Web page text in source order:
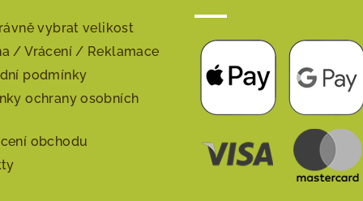
vybrat velikost
/ Vrácení / Reklamace
podmínky
ochrany osobních
obchodu